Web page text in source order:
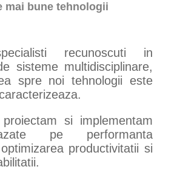
mai bune tehnologii
recunoscuti in
sisteme multidisciplinare,
spre noi tehnologii este
si implementam
pe performanta
productivitatii si